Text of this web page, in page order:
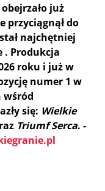
już
przyciągnął do
najchętniej
Produkcja
roku i już w
numer 1 w
wśród
się: Wielkie
Triumf Serca. -